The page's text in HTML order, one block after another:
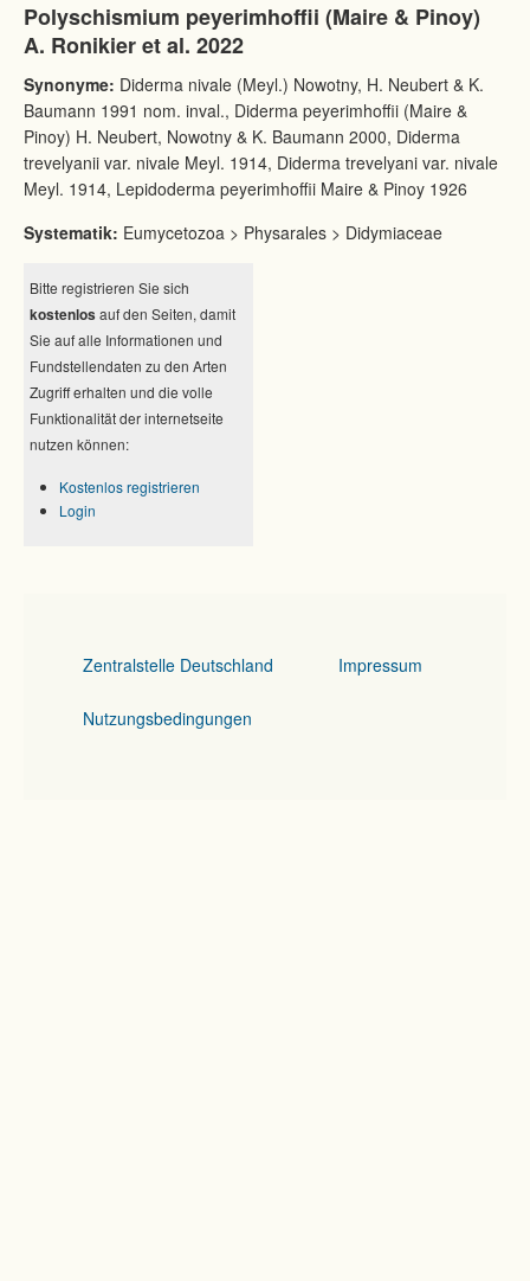
Polyschismium peyerimhoffii (Maire & Pinoy)
A. Ronikier et al. 2022
Synonyme: Diderma nivale (Meyl.) Nowotny, H. Neubert & K.
Baumann 1991 nom. inval., Diderma peyerimhoffii (Maire &
Pinoy) H. Neubert, Nowotny & K. Baumann 2000, Diderma
trevelyanii var. nivale Meyl. 1914, Diderma trevelyani var. nivale
Meyl. 1914, Lepidoderma peyerimhoffii Maire & Pinoy 1926
Systematik: Eumycetozoa > Physarales > Didymiaceae
Bitte registrieren Sie sich
kostenlos auf den Seiten, damit
Sie auf alle Informationen und
Fundstellendaten zu den Arten
Zugriff erhalten und die volle
Funktionalität der internetseite
nutzen können:
Kostenlos registrieren
Login
Zentralstelle Deutschland Impressum
Nutzungsbedingungen